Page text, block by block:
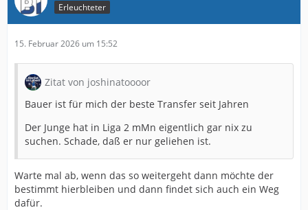
Erleuchteter
15. Februar 2026 um 15:52
Zitat von joshinatoooor
Bauer ist für mich der beste Transfer seit Jahren
Der Junge hat in Liga 2 mMn eigentlich gar nix zu
suchen. Schade, daß er nur geliehen ist.
Warte mal ab, wenn das so weitergeht dann möchte der
bestimmt hierbleiben und dann findet sich auch ein Weg
dafür.